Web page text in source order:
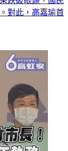
對此，高嘉瑜首